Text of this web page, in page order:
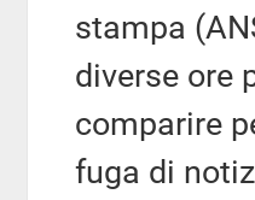
stampa
diverse ore
comparire
fuga di